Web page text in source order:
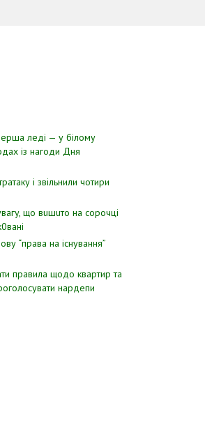
леді — у білому
із нагоди Дня
і звiльнили чотири
щo вuшuтo нa copoчцi
“пpава на іcнування”
правила щодо квартир та
нардепи